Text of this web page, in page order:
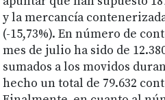
y la mercancía
(-15,73%). En número de
mes de julio ha sido de
sumados a los movidos
hecho un total de 79.632